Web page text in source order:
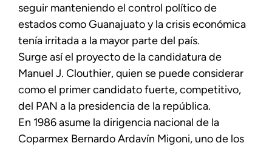
seguir manteniendo el control político de
estados como Guanajuato y la crisis económica
tenía irritada a la mayor parte del país.
Surge así el proyecto de la candidatura de
Manuel J. Clouthier, quien se puede considerar
como el primer candidato fuerte, competitivo,
del PAN a la presidencia de la república.
En 1986 asume la dirigencia nacional de la
Coparmex Bernardo Ardavín Migoni, uno de los